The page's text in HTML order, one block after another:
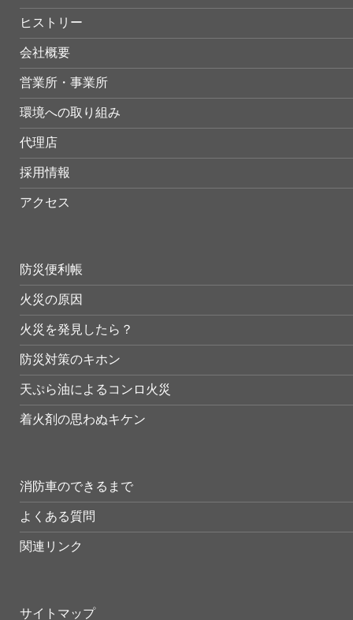
ヒストリー
会社概要
営業所・事業所
環境への取り組み
代理店
採用情報
アクセス
防災便利帳
火災の原因
火災を発見したら？
防災対策のキホン
天ぷら油によるコンロ火災
着火剤の思わぬキケン
消防車のできるまで
よくある質問
関連リンク
サイトマップ